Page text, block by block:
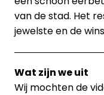
van de stad. Het
jewelste en de
Wat zijn we uit
Wij mochten de